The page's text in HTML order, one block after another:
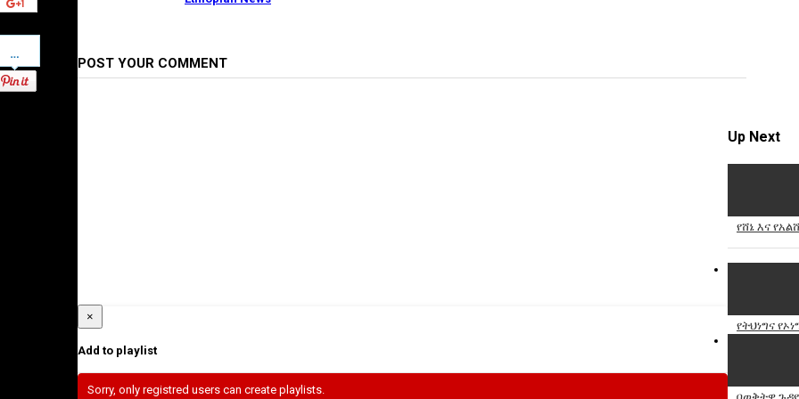
Pinterest
POST YOUR COMMENT
Up Next
የሸኔ እና
የትህነግና
Report
×
Add to playlist
Sorry, only registred users can create playlists.